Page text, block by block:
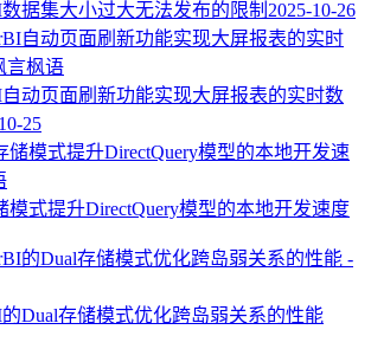
据集大小过大无法发布的限制 2025-10-26
动页面刷新功能实现大屏报表的实时数
25
模式提升DirectQuery模型的本地开发速度
Dual存储模式优化跨岛弱关系的性能